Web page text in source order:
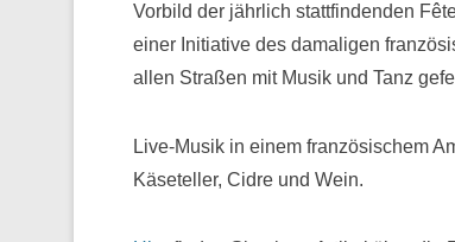
Vorbild der jährlich stattfindenden
einer Initiative des damaligen
allen Straßen mit Musik und Tanz
Live-Musik in einem französischem
Käseteller, Cidre und Wein.